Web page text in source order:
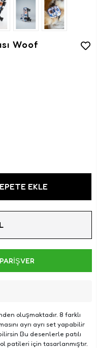
Woof
EKLE
VER
oluşmaktadır. 8 farklı
ayrı ayrı set yapabilir
Bu desenlerle patılı
patileri için tasarlanmıştır.